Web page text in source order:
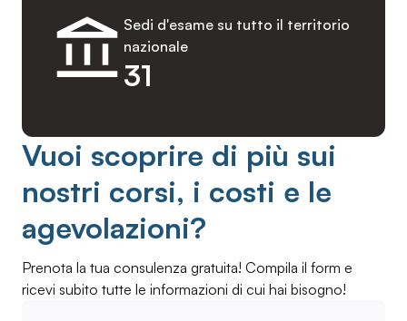
31
Sedi d'esame su tutto il territorio
nazionale
Vuoi scoprire di più sui
nostri corsi, i costi e le
agevolazioni?
Prenota la tua consulenza gratuita! Compila il form e
ricevi subito tutte le informazioni di cui hai bisogno!